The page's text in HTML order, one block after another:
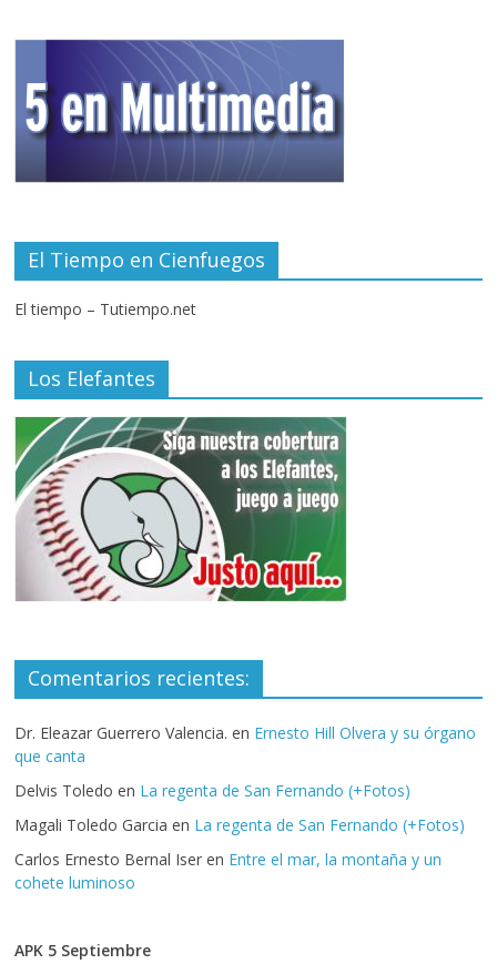
El Tiempo en Cienfuegos
El tiempo – Tutiempo.net
Los Elefantes
Comentarios recientes:
Dr. Eleazar Guerrero Valencia. en Ernesto Hill Olvera y su órgano
que canta
Delvis Toledo en La regenta de San Fernando (+Fotos)
Magali Toledo Garcia en La regenta de San Fernando (+Fotos)
Carlos Ernesto Bernal Iser en Entre el mar, la montaña y un
cohete luminoso
APK 5 Septiembre